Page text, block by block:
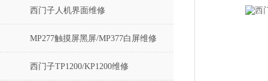
西门子人机界面维修
MP277触摸屏黑屏/MP377白屏维修
西门子TP1200/KP1200维修